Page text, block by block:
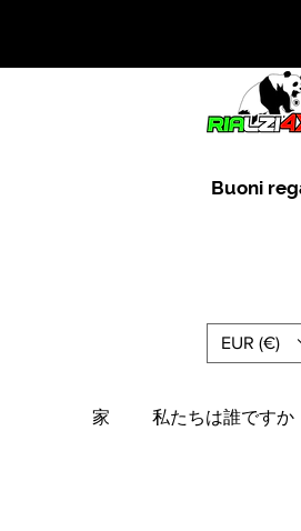
Buoni
EUR (€)
家 私たちは誰ですか